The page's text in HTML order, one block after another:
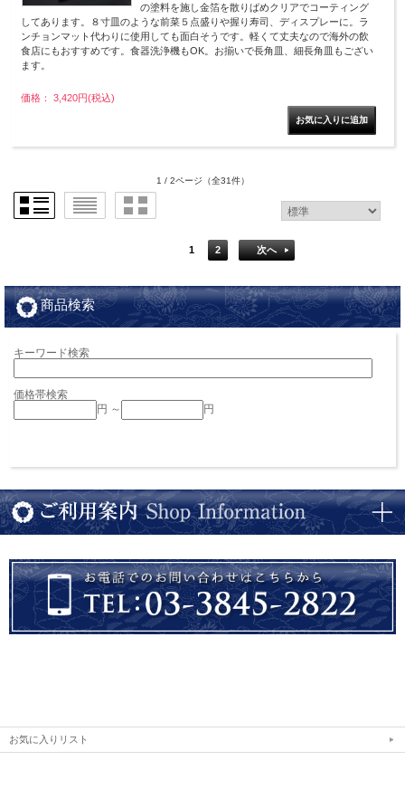
の塗料を施し金箔を散りばめクリアでコーティング
してあります。８寸皿のような前菜５点盛りや握り寿司、ディスプレーに。ラ
ンチョンマット代わりに使用しても面白そうです。軽くて丈夫なので海外の飲
食店にもおすすめです。食器洗浄機もOK。お揃いで長角皿、細長角皿もござい
ます。
価格： 3,420円(税込)
1 / 2ページ （全31件）
1 2 次へ
商品検索
キーワード検索
価格帯検索
円 ～
円
お気に入りリスト